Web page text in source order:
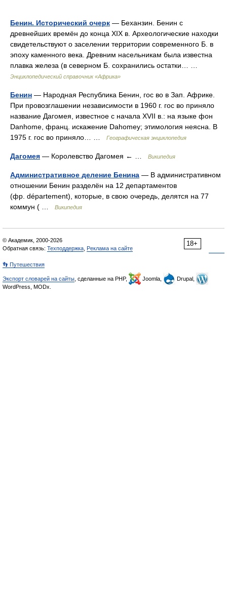
Бенин. Исторический очерк — Беханзин. Бенин с
древнейших времён до конца XIX в. Археологические находки
свидетельствуют о заселении территории современного Б. в
эпоху каменного века. Древним насельникам была известна
плавка железа (в северном Б. сохранились остатки… …
Энциклопедический справочник «Африка»
Бенин — Народная Республика Бенин, гос во в Зап. Африке.
При провозглашении независимости в 1960 г. гос во приняло
название Дагомея, известное с начала XVII в.: на языке фон
Danhome, франц. искажение Dahomey; этимология неясна. В
1975 г. гос во приняло… …
Географическая энциклопедия
Дагомея — Королевство Дагомея ← … Википедия
Административное деление Бенина — В административном
отношении Бенин разделён на 12 департаментов
(фр. département), которые, в свою очередь, делятся на 77
коммун ( …
Википедия
18+
© Академик, 2000-2026
Обратная связь: Техподдержка Реклама на сайте
👣 Путешествия
Экспорт словарей на сайты , сделанные на PHP, Joomla,
Drupal,
WordPress, MODx.